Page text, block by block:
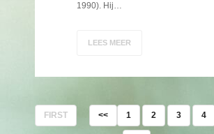
1990). Hij…
LEES MEER
FIRST << 1 2 3 4